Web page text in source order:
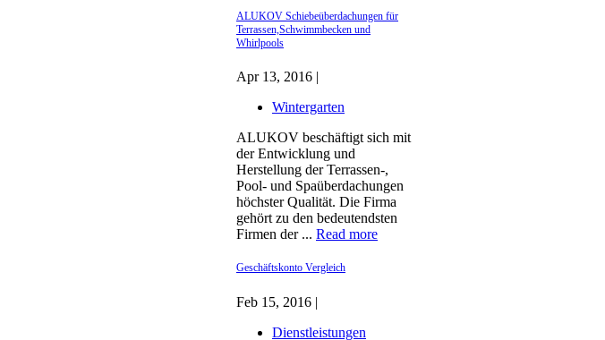
ALUKOV Schiebeüberdachungen für
Terrassen,Schwimmbecken und
Whirlpools
Apr 13, 2016 |
Wintergarten
ALUKOV beschäftigt sich mit
der Entwicklung und
Herstellung der Terrassen-,
Pool- und Spaüberdachungen
höchster Qualität. Die Firma
gehört zu den bedeutendsten
Firmen der ... Read more
Geschäftskonto Vergleich
Feb 15, 2016 |
Dienstleistungen